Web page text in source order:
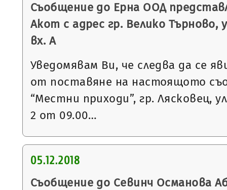
Съобщение до Ерна ООД
Акот с адрес гр. Велико Търново,
вх. А
Уведомявам Ви, че следва да се
от поставяне на настоящото
“Местни приходи”, гр. Лясковец,
2 от 09.00…
05.12.2018
Съобщение до Севинч Османова